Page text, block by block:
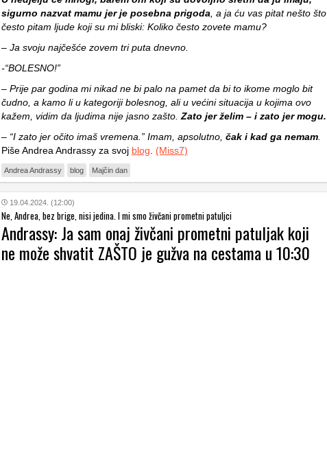
sigurno nazvat mamu jer je posebna prigoda , a ja ću vas pitat nešto što
često pitam ljude koji su mi bliski: Koliko često zovete mamu?
– Ja svoju najčešće zovem tri puta dnevno.
-“BOLESNO!”
– Prije par godina mi nikad ne bi palo na pamet da bi to ikome moglo bit
čudno, a kamo li u kategoriji bolesnog, ali u većini situacija u kojima ovo
kažem, vidim da ljudima nije jasno zašto. Zato jer želim – i zato jer mogu.
– “I zato jer očito imaš vremena.” Imam, apsolutno, čak i kad ga nemam
Piše Andrea Andrassy za svoj blog (Miss7)
Andrea Andrassy blog Majčin dan
19.04.2024. (12:00)
Ne, Andrea, bez brige, nisi jedina. I mi smo živčani prometni patuljci
Andrassy: Ja sam onaj živčani prometni patuljak koji
ne može shvatit ZAŠTO je gužva na cestama u 10:30